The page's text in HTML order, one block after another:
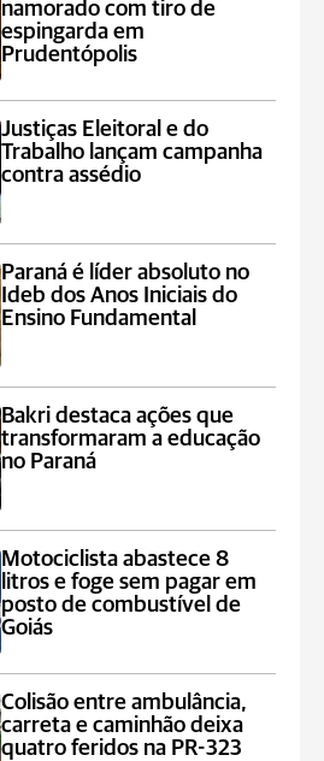
namorado com tiro de
espingarda em
Prudentópolis
Justiças Eleitoral e do
Trabalho lançam campanha
contra assédio
Paraná é líder absoluto no
Ideb dos Anos Iniciais do
Ensino Fundamental
Bakri destaca ações que
transformaram a educação
no Paraná
Motociclista abastece 8
litros e foge sem pagar em
posto de combustível de
Goiás
Colisão entre ambulância,
carreta e caminhão deixa
quatro feridos na PR-323